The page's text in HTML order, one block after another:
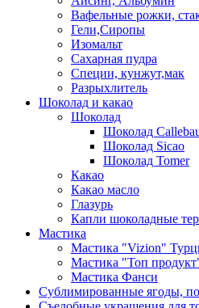
Вафельные рожки,
Гели,Сиропы
Изомальт
Сахарная пудра
Специи, кунжут,мак
Разрыхлитель
Шоколад и какао
Шоколад
Шоколад
Шоколад Sicao
Шоколад Tomer
Какао
Какао масло
Глазурь
Капли шоколадные
Мастика
Мастика "Vizion"
Мастика "Топ
Мастика Фанси
Сублимированные ягоды,